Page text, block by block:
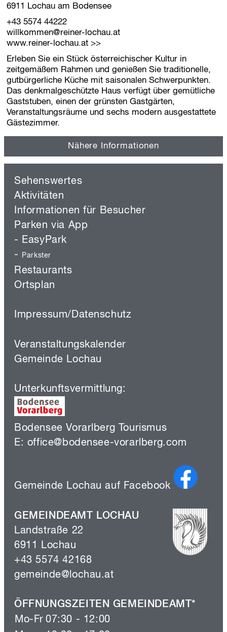
6911 Lochau am Bodensee
+43 5574 44222
willkommen@reiner-lochau.at
www.reiner-lochau.at
Erleben Sie ein Stück österreichischer Kultur in
zeitgemäßem Rahmen und genießen Sie traditionelle,
gutbürgerliche Küche mit saisonalen Schwerpunkten.
Das denkmalgeschützte Haus verfügt über gemütliche
Gaststuben, einen der grünsten Gastgärten,
Veranstaltungsräume und sechs modern ausgestattete
Gästezimmer.
Nähere Informationen
Sehenswertes
Aktivitäten
Informationen für Besucher
Parken via App
- EasyPark
-
Parkster
Restaurants
Ortsplan
Impressum/Datenschutz
Veranstaltungskalender
Gemeinde Lochau
Unterkunftsvermittlung:
Bodensee Vorarlberg Tourismus
E: office@bodensee-vorarlberg.com
Gemeinde Lochau auf Facebook
GEMEINDEAMT LOCHAU
Landstraße 22
6911 Lochau
+43 5574 42168
gemeinde@lochau.at
ÖFFNUNGSZEITEN GEMEINDEAMT*
Mo-Fr 07:30 - 12:00